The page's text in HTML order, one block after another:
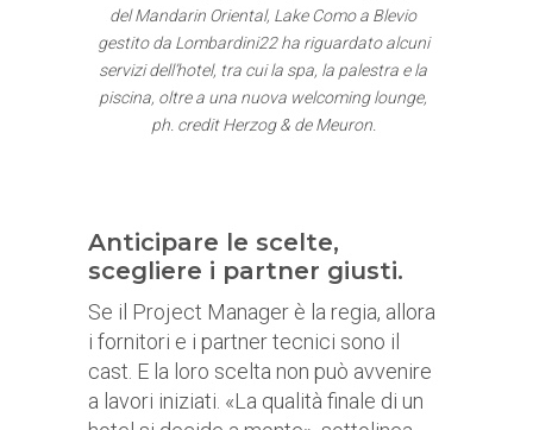
del Mandarin Oriental, Lake Como a Blevio
gestito da Lombardini22 ha riguardato alcuni
servizi dell’hotel, tra cui la spa, la palestra e la
piscina, oltre a una nuova welcoming lounge,
ph. credit Herzog & de Meuron.
Anticipare le scelte,
scegliere i partner giusti.
Se il Project Manager è la regia, allora
i fornitori e i partner tecnici sono il
cast. E la loro scelta non può avvenire
a lavori iniziati. «La qualità finale di un